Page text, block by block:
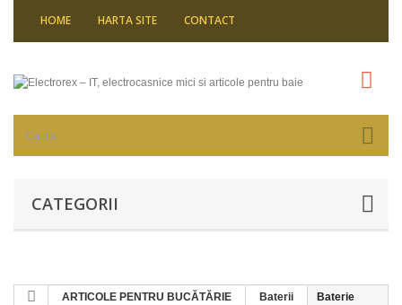
HOME HARTA SITE CONTACT
CATEGORII
ARTICOLE PENTRU BUCĂTĂRIE Baterii
Baterie